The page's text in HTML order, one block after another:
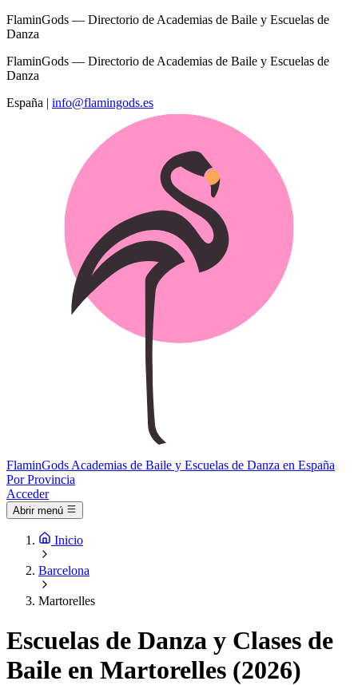
FlaminGods — Directorio de Academias de Baile y Escuelas de
Danza
FlaminGods — Directorio de Academias de Baile y Escuelas de
Danza
España | info@flamingods.es
FlaminGods Academias de Baile y Escuelas de Danza en España
Por Provincia
Acceder
Abrir menú
Inicio
Barcelona
Martorelles
Escuelas de Danza y Clases de
Baile en Martorelles (2026)